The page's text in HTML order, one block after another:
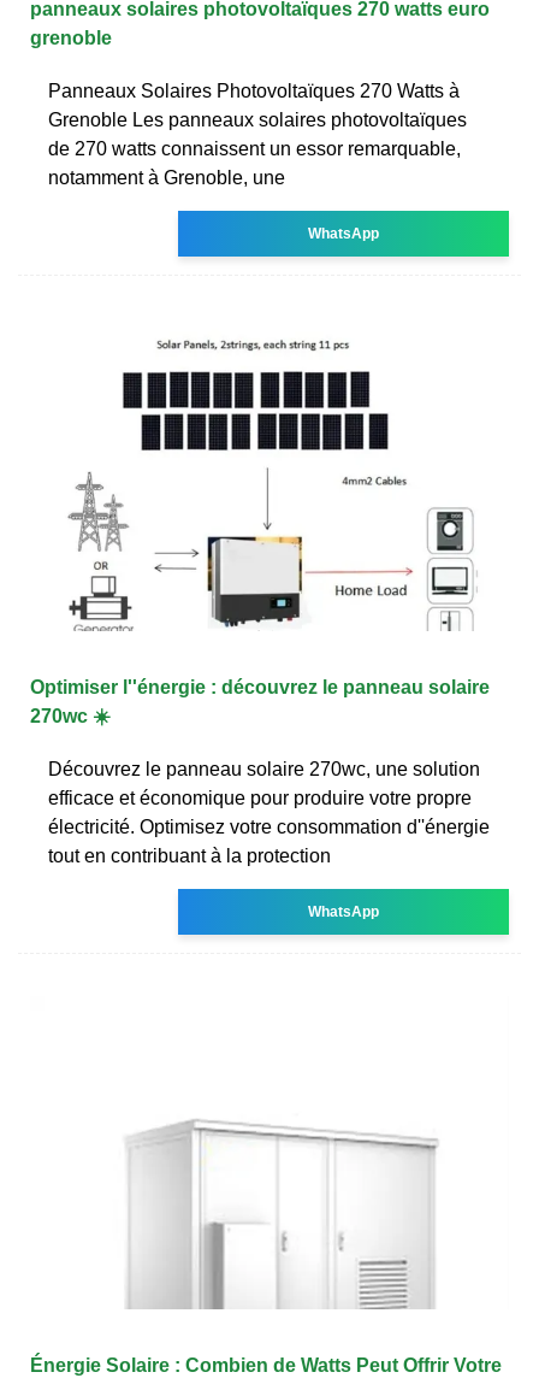
panneaux solaires photovoltaïques 270 watts euro
grenoble
Panneaux Solaires Photovoltaïques 270 Watts à
Grenoble Les panneaux solaires photovoltaïques
de 270 watts connaissent un essor remarquable,
notamment à Grenoble, une
WhatsApp
Optimiser l''énergie : découvrez le panneau solaire
270wc ☀️
Découvrez le panneau solaire 270wc, une solution
efficace et économique pour produire votre propre
électricité. Optimisez votre consommation d''énergie
tout en contribuant à la protection
WhatsApp
Énergie Solaire : Combien de Watts Peut Offrir Votre